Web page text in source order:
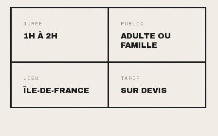
DURÉE
1H À 2H
PUBLIC
ADULTE OU
FAMILLE
LIEU
ÎLE-DE-FRANCE
TARIF
SUR DEVIS